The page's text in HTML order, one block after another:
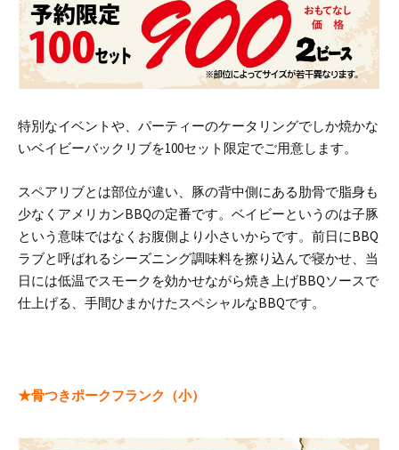
特別なイベントや、パーティーのケータリングでしか焼かな
いベイビーバックリブを100セット限定でご用意します。
スペアリブとは部位が違い、豚の背中側にある肋骨で脂身も
少なくアメリカンBBQの定番です。ベイビーというのは子豚
という意味ではなくお腹側より小さいからです。前日にBBQ
ラブと呼ばれるシーズニング調味料を擦り込んで寝かせ、当
日には低温でスモークを効かせながら焼き上げBBQソースで
仕上げる、手間ひまかけたスペシャルなBBQです。
★骨つきポークフランク（小）